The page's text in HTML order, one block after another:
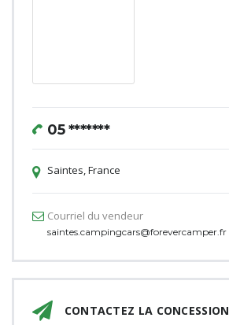
05 *******
Saintes, France
Courriel du vendeur
saintes.campingcars@forevercamper.fr
CONTACTEZ LA CONCESSION